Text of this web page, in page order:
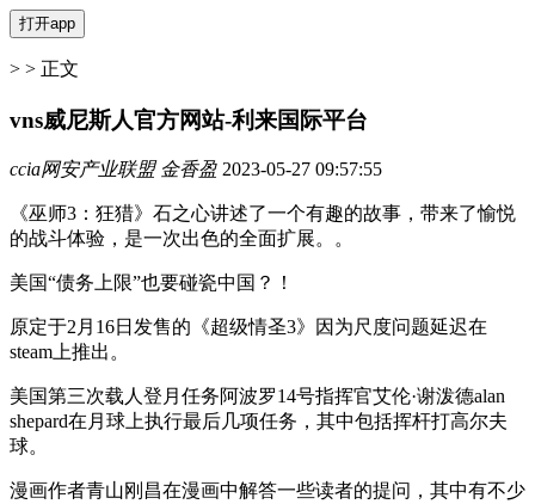
> > 正文
vns威尼斯人官方网站-利来国际平台
ccia网安产业联盟 金香盈 2023-05-27 09:57:55
《巫师3：狂猎》石之心讲述了一个有趣的故事，带来了愉悦
的战斗体验，是一次出色的全面扩展。。
美国“债务上限”也要碰瓷中国？！
原定于2月16日发售的《超级情圣3》因为尺度问题延迟在
steam上推出。
美国第三次载人登月任务阿波罗14号指挥官艾伦·谢泼德alan
shepard在月球上执行最后几项任务，其中包括挥杆打高尔夫
球。
漫画作者青山刚昌在漫画中解答一些读者的提问，其中有不少